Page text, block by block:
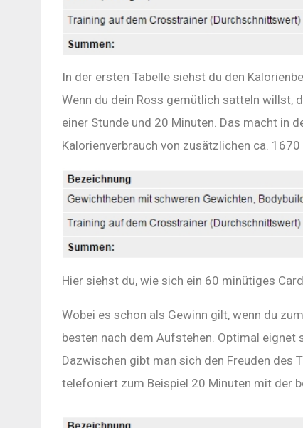
In der ersten Tabelle siehst du den
Wenn du dein Ross gemütlich satteln willst,
einer Stunde und 20 Minuten. Das macht in
Kalorienverbrauch von zusätzlichen ca. 1670
Hier siehst du, wie sich ein 60 minütiges
Wobei es schon als Gewinn gilt, wenn du
besten nach dem Aufstehen. Optimal eignet
Dazwischen gibt man sich den Freuden des
telefoniert zum Beispiel 20 Minuten mit der